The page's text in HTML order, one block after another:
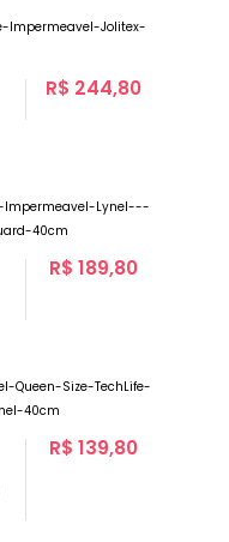
R$ 244,80
R$ 189,80
R$ 139,80